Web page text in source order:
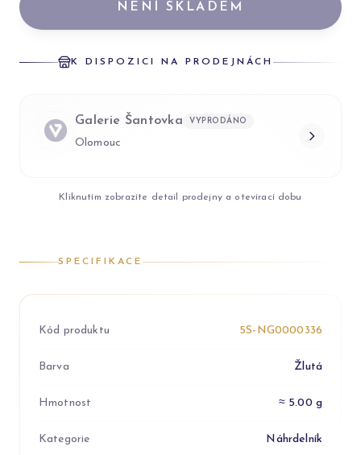
NENÍ SKLADEM
K DISPOZICI NA PRODEJNÁCH
Galerie Šantovka VYPRODÁNO
Olomouc
Kliknutím zobrazíte detail prodejny a otevírací dobu
SPECIFIKACE
Kód produktu 5S-NG0000336
Barva Žlutá
Hmotnost ≈ 5.00 g
Kategorie Náhrdelník